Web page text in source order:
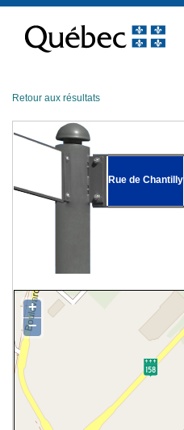
contenu
Retour aux résultats
Rue de Chantilly
+
−